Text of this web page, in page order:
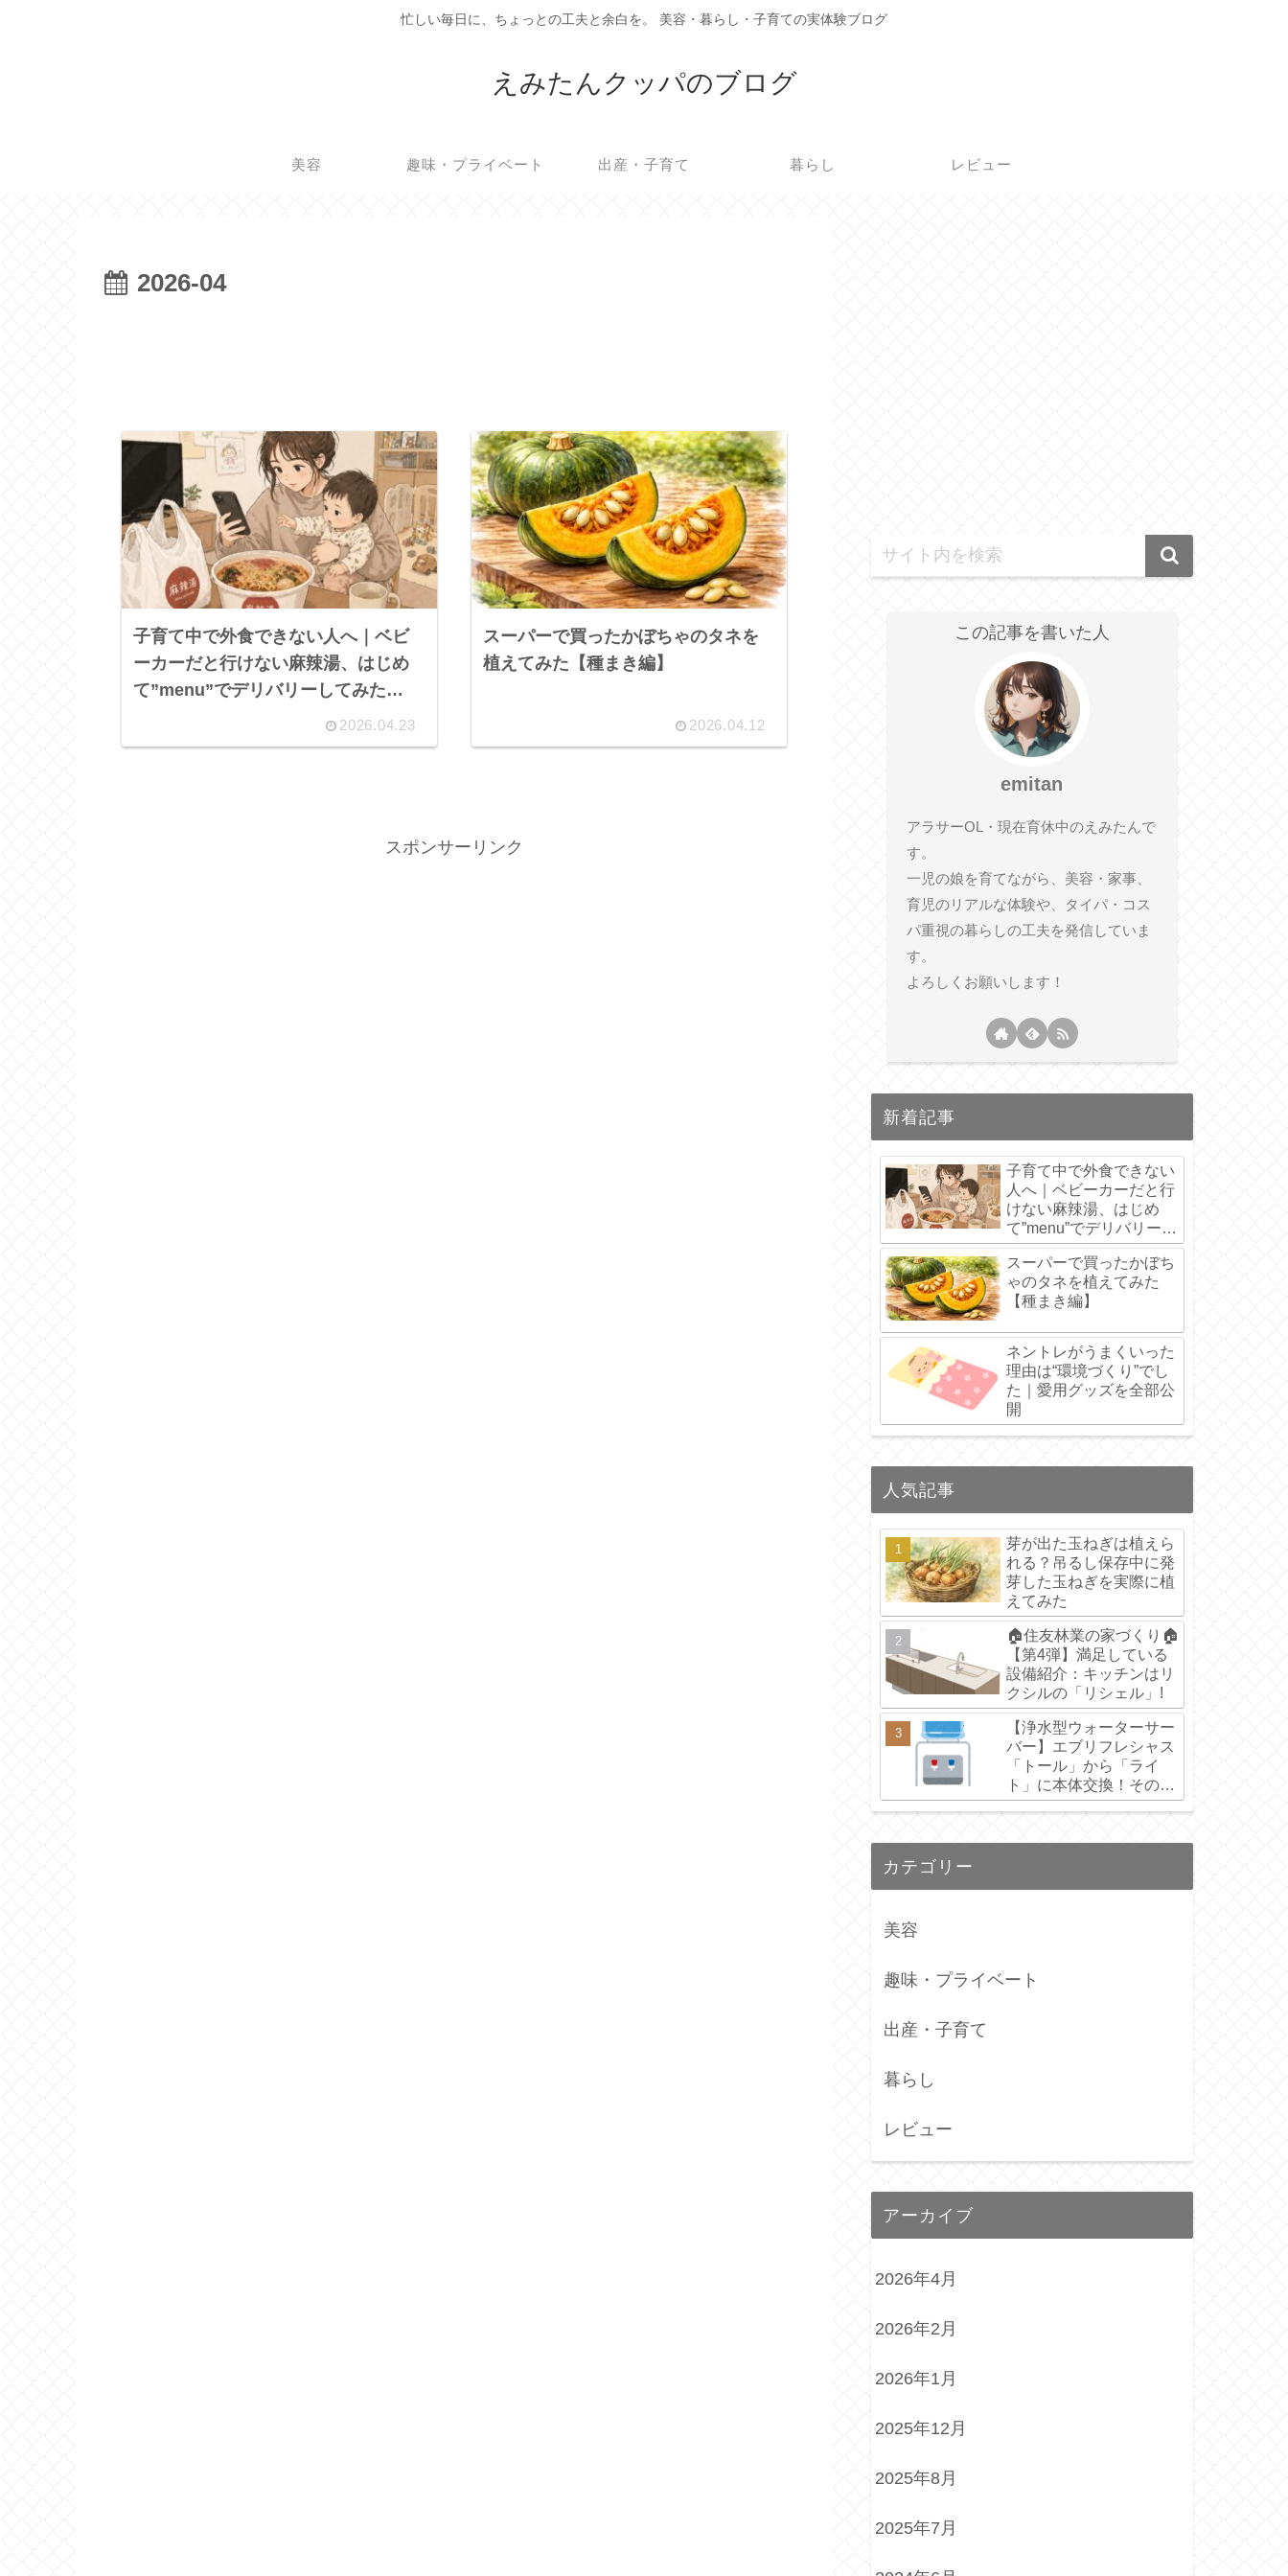
忙しい毎日に、ちょっとの工夫と余白を。 美容・暮らし・子育ての実体験ブログ
えみたんクッパのブログ
美容 趣味・プライベート 出産・子育て 暮らし レビュー
2026-04
子育て中で外食できない人へ｜ベビ
ーカーだと行けない麻辣湯、はじめ
て”menu”でデリバリーしてみた
【6,800円分の初回クーポンあり】
2026.04.23
スーパーで買ったかぼちゃのタネを
植えてみた【種まき編】
2026.04.12
スポンサーリンク
この記事を書いた人
emitan
アラサーOL・現在育休中のえみたんで
す。
一児の娘を育てながら、美容・家事、
育児のリアルな体験や、タイパ・コス
パ重視の暮らしの工夫を発信していま
す。
よろしくお願いします！
新着記事
子育て中で外食できない
人へ｜ベビーカーだと行
けない麻辣湯、はじめ
て”menu”でデリバリーし
てみた【6,800円分の初
回クーポンあり】
スーパーで買ったかぼち
ゃのタネを植えてみた
【種まき編】
ネントレがうまくいった
理由は“環境づくり”でし
た｜愛用グッズを全部公
開
人気記事
芽が出た玉ねぎは植えら
れる？吊るし保存中に発
芽した玉ねぎを実際に植
えてみた
🏠住友林業の家づくり🏠
【第4弾】満足している
設備紹介：キッチンはリ
クシルの「リシェル」!
【浄水型ウォーターサー
バー】エブリフレシャス
「トール」から「ライ
ト」に本体交換！その理
由とリアルな感想
カテゴリー
美容
趣味・プライベート
出産・子育て
暮らし
レビュー
アーカイブ
2026年4月
2026年2月
2026年1月
2025年12月
2025年8月
2025年7月